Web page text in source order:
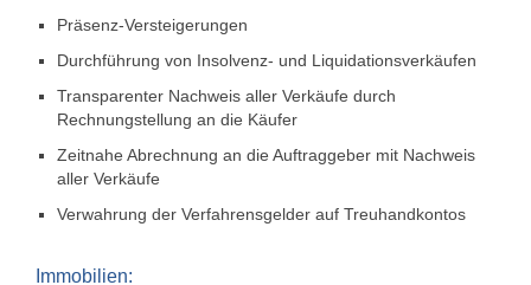
Präsenz-Versteigerungen
Durchführung von Insolvenz- und Liquidationsverkäufen
Transparenter Nachweis aller Verkäufe durch
Rechnungstellung an die Käufer
Zeitnahe Abrechnung an die Auftraggeber mit Nachweis
aller Verkäufe
Verwahrung der Verfahrensgelder auf ­Treuhand­kontos
Immobilien: